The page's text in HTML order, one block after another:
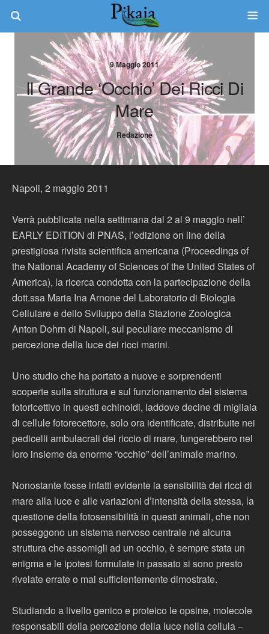
9 Maggio 2011
Il Grande ‘occhio’ Dei Ricci Di
Mare
Redazione
Napoli, 2 maggio 2011
Verrà pubblicata nella settimana dal 2 al 9 maggio nell’
EARLY EDITION di PNAS, l’edizione on line della
prestigiosa rivista scientifica americana (Proceedings of
the National Academy of Sciences of the United States of
America), la ricerca condotta con la partecipazione della
dott.ssa Maria Ina Arnone del Laboratorio di Biologia
Cellulare e dello Sviluppo della Stazione Zoologica
Anton Dohrn di Napoli, sul peculiare meccanismo di
percezione della luce dei ricci marini.
Uno studio che ha portato a nuove e sorprendenti
scoperte sulla struttura e sul funzionamento del sistema
fotoricettivo in questi echinoidi, laddove decine di migliaia
di cellule fotorecettore, solo ora identificate, distribuite nei
pedicelli ambulacrali del riccio di mare, fungerebbero nel
loro insieme da enorme “occhio” dell’animale marino.
Nonostante fosse infatti evidente la sensibilità dei ricci di
mare alla luce e alle variazioni d’intensità della stessa, la
questione della fotosensibilità in questi animali, che non
posseggono un sistema nervoso centrale né alcuna
struttura che assomigli ad un occhio, è sempre stata un
enigma e le ipotesi formulate in passato si sono presto
rivelate errate o mai sufficientemente dimostrate.
Studiando a livello genico e proteico le opsine, molecole
responsabili della percezione della luce nella cellula –